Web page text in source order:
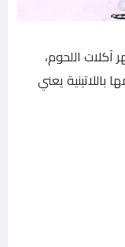
آكلات اللحوم،
يعني